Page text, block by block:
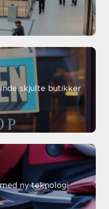
skjulte butikker
ny teknologi